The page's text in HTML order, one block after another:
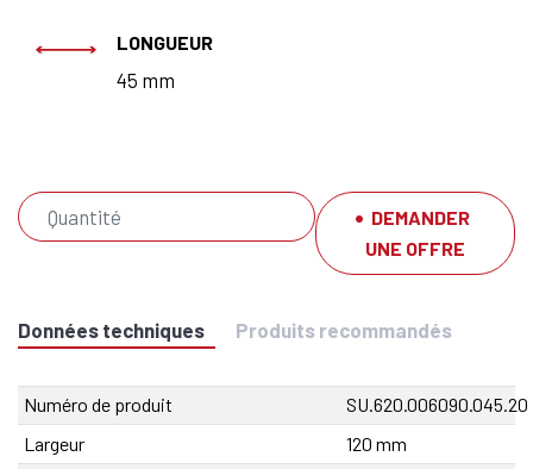
LONGUEUR
45 mm
DEMANDER
UNE OFFRE
Données techniques Produits recommandés
Numéro de produit
SU.620.006090.045.20
Largeur
120 mm